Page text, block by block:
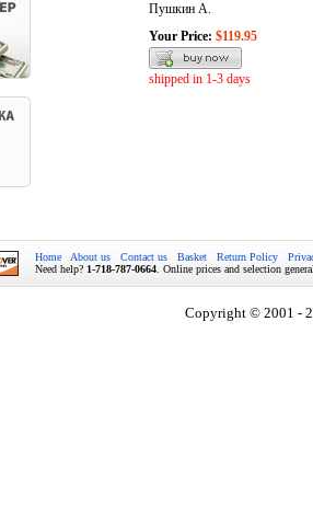
Пушкин А.
Your Price: $119.95
shipped in 1-3 days
Home About us Contact us Basket Return Policy
Need help? 1-718-787-0664 . Online prices and selection
Copyright © 2001 -